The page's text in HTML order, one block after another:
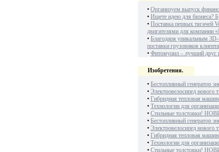
• Организуем выпуск
• Ищете идею для бизнеса?
• Поставка первых тягачей
двигателями для компании
• Благодаря уникальным
поставки грузовиков
• Фитомуцил – лучший друг
Изобретения.
• Бестопливный генератор
• Электровелосипед нового
• Гибридная тепловая
• Технологии для
• Стильные толстовки!
• Бестопливный генератор
• Электровелосипед нового
• Гибридная тепловая
• Технологии для
• Стильные толстовки!